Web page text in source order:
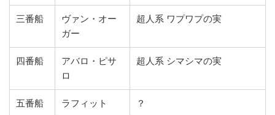
三番船
ヴァン・オー
ガー
超人系 ワプワプの実
四番船
アバロ・ピサ
ロ
超人系 シマシマの実
五番船 ラフィット ？